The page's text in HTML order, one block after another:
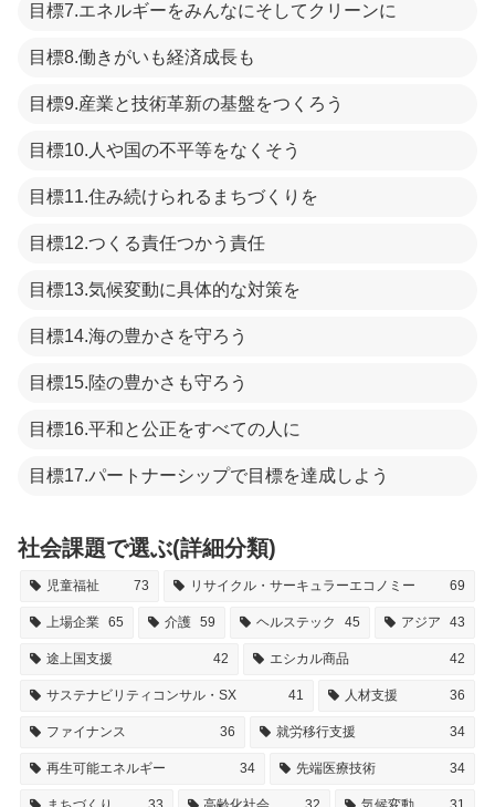
目標7.エネルギーをみんなにそしてクリーンに
目標8.働きがいも経済成長も
目標9.産業と技術革新の基盤をつくろう
目標10.人や国の不平等をなくそう
目標11.住み続けられるまちづくりを
目標12.つくる責任つかう責任
目標13.気候変動に具体的な対策を
目標14.海の豊かさを守ろう
目標15.陸の豊かさも守ろう
目標16.平和と公正をすべての人に
目標17.パートナーシップで目標を達成しよう
社会課題で選ぶ(詳細分類)
児童福祉 73 リサイクル・サーキュラーエコノミー 69
上場企業 65 介護 59 ヘルステック 45 アジア 43
途上国支援 42 エシカル商品 42
サステナビリティコンサル・SX 41 人材支援 36
ファイナンス 36 就労移行支援 34
再生可能エネルギー 34 先端医療技術 34